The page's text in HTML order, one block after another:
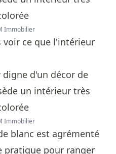
Immobilier
ce que l'intérieur
Immobilier
blanc est agrémenté
pratique pour ranger